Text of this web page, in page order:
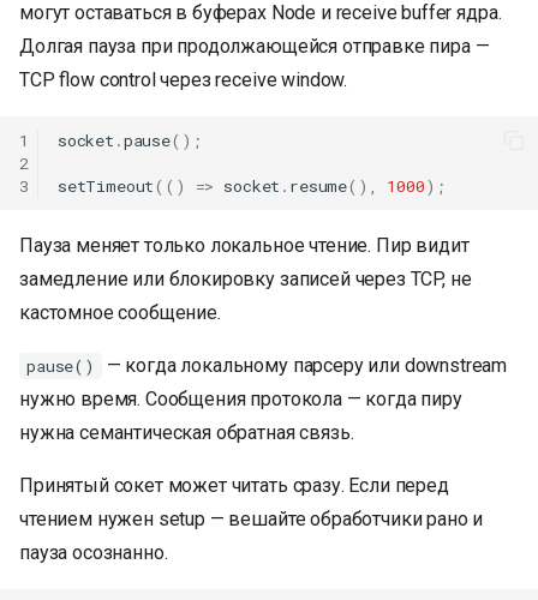
могут оставаться в буферах Node и receive buffer ядра.
Долгая пауза при продолжающейся отправке пира —
TCP flow control через receive window.
1
2
3
socket .pause();
setTimeout(() => socket . resume(), 1000);
Пауза меняет только локальное чтение. Пир видит
замедление или блокировку записей через TCP, не
кастомное сообщение.
pause()
— когда локальному парсеру или downstream
нужно время. Сообщения протокола — когда пиру
нужна семантическая обратная связь.
Принятый сокет может читать сразу. Если перед
чтением нужен setup — вешайте обработчики рано и
пауза осознанно.